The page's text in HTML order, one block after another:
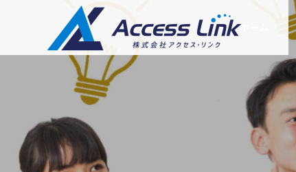
ホーム
ごあいさ
Greeting